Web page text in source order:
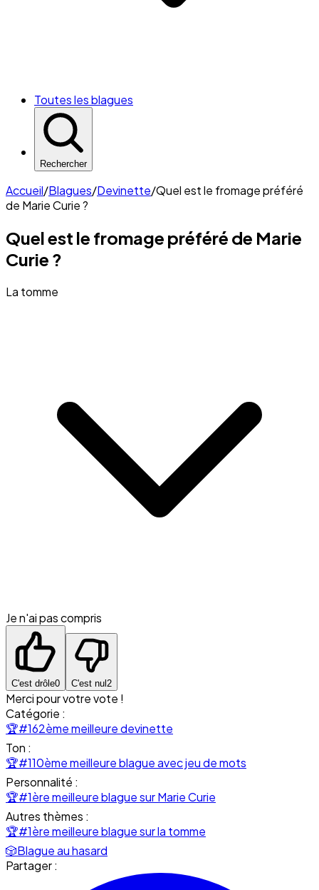
Toutes les blagues
Rechercher
Accueil/Blagues/Devinette/Quel est le fromage préféré
de Marie Curie ?
Quel est le fromage préféré de Marie
Curie ?
La tomme
Je n'ai pas compris
C'est drôle0 C'est nul 2
Merci pour votre vote !
Catégorie :
🏆#162ème meilleure devinette
Ton :
🏆#110ème meilleure blague avec jeu de mots
Personnalité :
🏆#1ère meilleure blague sur Marie Curie
Autres thèmes :
🏆#1ère meilleure blague sur la tomme
🎲Blague au hasard
Partager :